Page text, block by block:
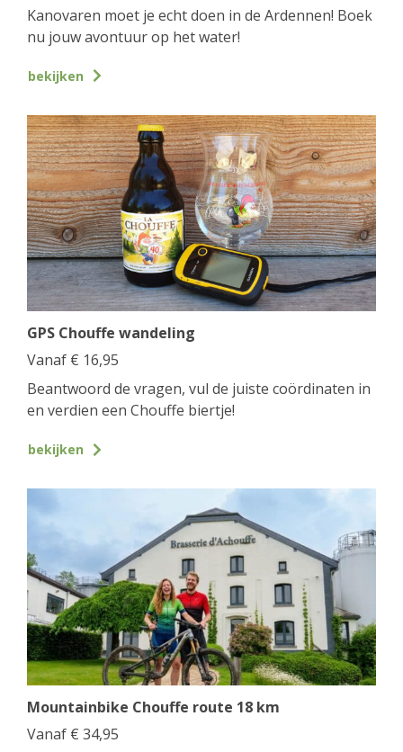
Kanovaren moet je echt doen in de Ardennen! Boek
nu jouw avontuur op het water!
bekijken
GPS Chouffe wandeling
Vanaf € 16,95
Beantwoord de vragen, vul de juiste coördinaten in
en verdien een Chouffe biertje!
bekijken
Mountainbike Chouffe route 18 km
Vanaf € 34,95